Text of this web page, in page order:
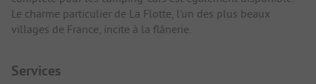
Le charme particulier de La Flotte, l'un des plus beaux
villages de France, incite à la flânerie.
Services